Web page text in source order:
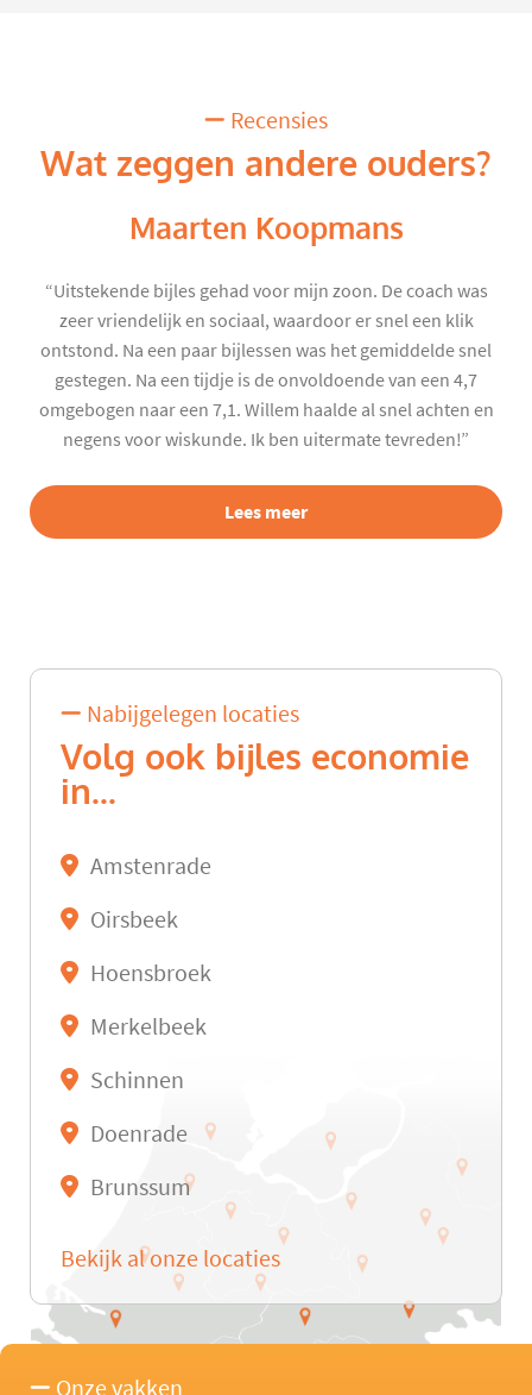
Recensies
Wat zeggen andere ouders?
Maarten Koopmans
“Uitstekende bijles gehad voor mijn zoon. De coach was
zeer vriendelijk en sociaal, waardoor er snel een klik
ontstond. Na een paar bijlessen was het gemiddelde snel
gestegen. Na een tijdje is de onvoldoende van een 4,7
omgebogen naar een 7,1. Willem haalde al snel achten en
negens voor wiskunde. Ik ben uitermate tevreden!”
Lees meer
Nabijgelegen locaties
Volg ook bijles economie
in...
Amstenrade
Oirsbeek
Hoensbroek
Merkelbeek
Schinnen
Doenrade
Brunssum
Bekijk al onze locaties
Onze vakken